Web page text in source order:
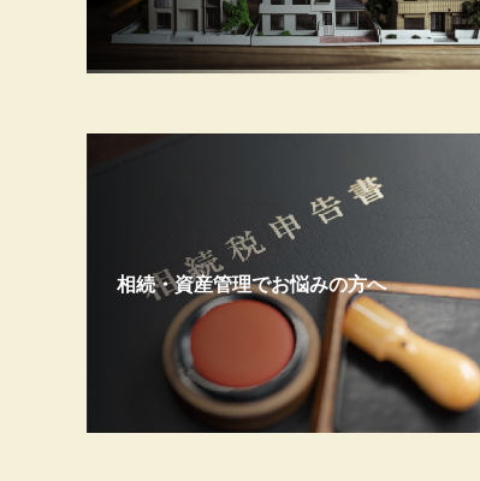
相続・資産管理でお悩みの方へ